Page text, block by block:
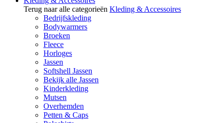
Terug naar alle categorieën Kleding & Accessoires
Bedrijfskleding
Bodywarmers
Broeken
Fleece
Horloges
Jassen
Softshell Jassen
Bekijk alle Jassen
Kinderkleding
Mutsen
Overhemden
Petten & Caps